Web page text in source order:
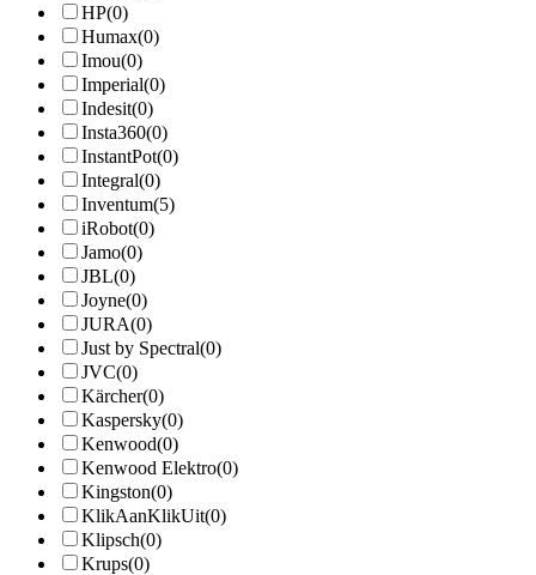
HP(0)
Humax(0)
Imou(0)
Imperial(0)
Indesit(0)
Insta360(0)
InstantPot(0)
Integral(0)
Inventum(5)
iRobot(0)
Jamo(0)
JBL(0)
Joyne(0)
JURA(0)
Just by Spectral(0)
JVC(0)
Kärcher(0)
Kaspersky(0)
Kenwood(0)
Kenwood Elektro(0)
Kingston(0)
KlikAanKlikUit(0)
Klipsch(0)
Krups(0)